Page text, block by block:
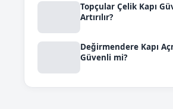
Topçular Çelik Kapı
Artırılır?
Değirmendere Kapı
Güvenli mi?